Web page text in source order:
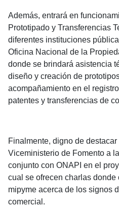
Además, entrará en
Prototipado y Transferencias
diferentes instituciones
Oficina Nacional de la
donde se brindará asistencia
diseño y creación de
acompañamiento en el
patentes y transferencias de
Finalmente, digno de destacar
Viceministerio de Fomento a
conjunto con ONAPI en el
cual se ofrecen charlas
mipyme acerca de los signos
comercial.